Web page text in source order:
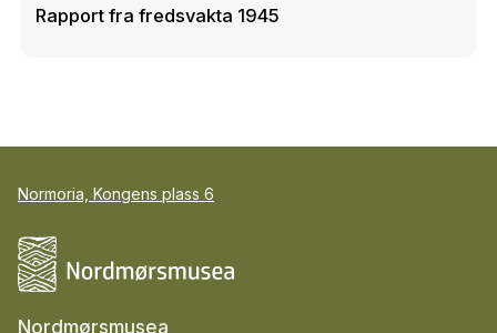
Rapport fra fredsvakta 1945
Normoria, Kongens plass 6
Nordmørsmusea